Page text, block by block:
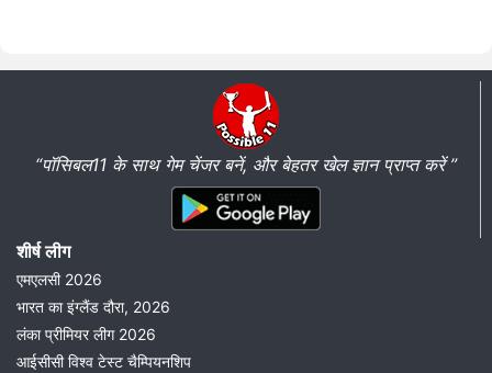
“पॉसिबल11 के साथ गेम चेंजर बनें, और बेहतर खेल ज्ञान प्राप्त करें ”
शीर्ष लीग
एमएलसी 2026
भारत का इंग्लैंड दौरा, 2026
लंका प्रीमियर लीग 2026
आईसीसी विश्व टेस्ट चैम्पियनशिप